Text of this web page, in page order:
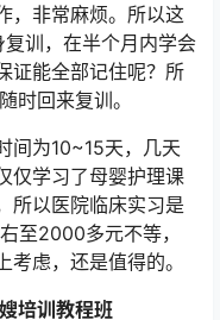
，非常麻烦。所以这
训，在半个月内学会
证能全部记住呢？所
时回来复训。
间为10~15天，几天
仅学习了母婴护理课
所以医院临床实习是
至2000多元不等，
虑，还是值得的。
培训教程班